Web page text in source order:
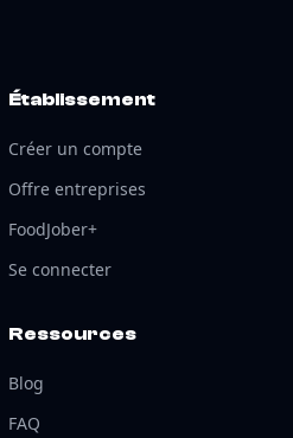
Établissement
Créer un compte
Offre entreprises
FoodJober+
Se connecter
Ressources
Blog
FAQ